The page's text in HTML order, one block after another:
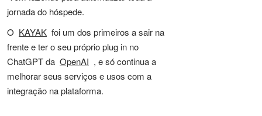
jornada do hóspede.
O KAYAK foi um dos primeiros a sair na
frente e ter o seu próprio plug in no
ChatGPT da OpenAI , e só continua a
melhorar seus serviços e usos com a
integração na plataforma.